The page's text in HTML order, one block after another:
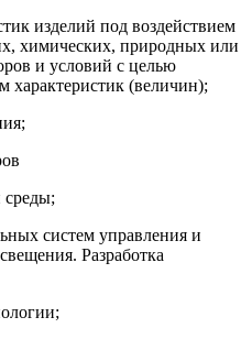
изделий под воздействием
химических, природных или
и условий с целью
характеристик (величин);
среды;
систем управления и
Разработка